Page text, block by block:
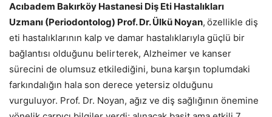
Acıbadem Bakırköy Hastanesi Diş Eti Hastalıkları
Uzmanı (Periodontolog) Prof. Dr. Ülkü Noyan, özellikle diş
eti hastalıklarının kalp ve damar hastalıklarıyla güçlü bir
bağlantısı olduğunu belirterek, Alzheimer ve kanser
sürecini de olumsuz etkilediğini, buna karşın toplumdaki
farkındalığın hala son derece yetersiz olduğunu
vurguluyor. Prof. Dr. Noyan, ağız ve diş sağlığının önemine